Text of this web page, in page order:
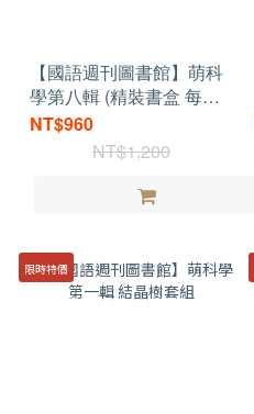
【國語週刊圖書館】萌科
學第八輯 (精裝書盒 每輯
三冊)
NT$960
NT$1,200
限時特價